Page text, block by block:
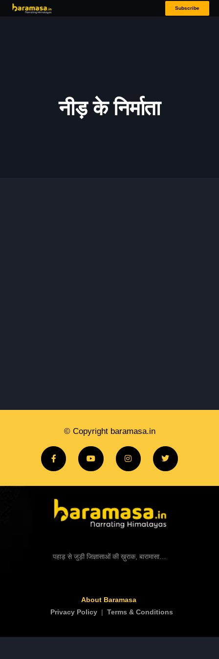
Subscribe
नीड़ के निर्माता
© Copyright baramasa.in
पहाड़ से जुड़ी जिज्ञासाओं की ख़ुराक, बारामासा…
About Baramasa
Privacy Policy| Terms & Conditions